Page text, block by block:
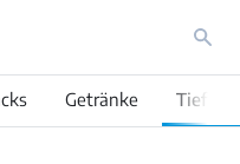
Getränke